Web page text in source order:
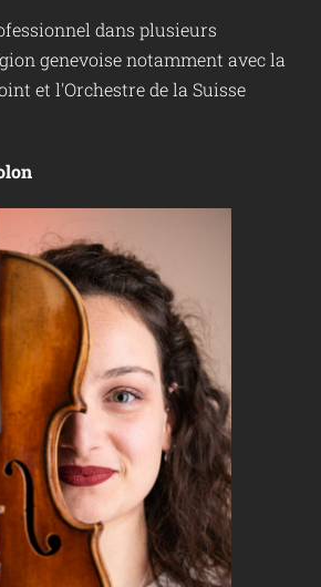
dans plusieurs
genevoise notamment avec la
et l'Orchestre de la Suisse